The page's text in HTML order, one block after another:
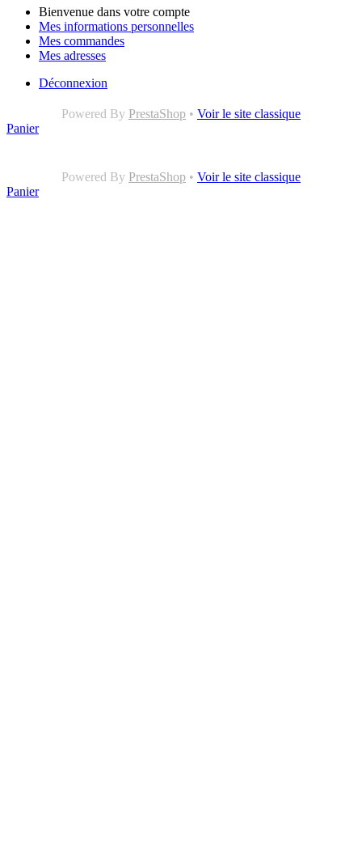
Bienvenue dans votre compte
Mes informations personnelles
Mes commandes
Mes adresses
Déconnexion
Powered By PrestaShop • Voir le site classique
Panier
Powered By PrestaShop • Voir le site classique
Panier